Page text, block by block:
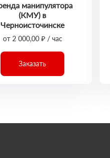
манипулятора
(КМУ) в
Черноисточинске
от 2 000,00 ₽ / час
Заказать